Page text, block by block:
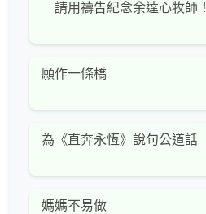
請用禱告紀念余達心牧師！
願作一條橋
為《直奔永恆》說句公道話
媽媽不易做